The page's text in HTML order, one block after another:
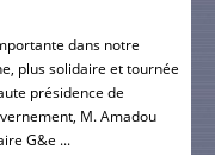
dans notre
plus solidaire et tournée
présidence de
M. Amadou
G&e ...